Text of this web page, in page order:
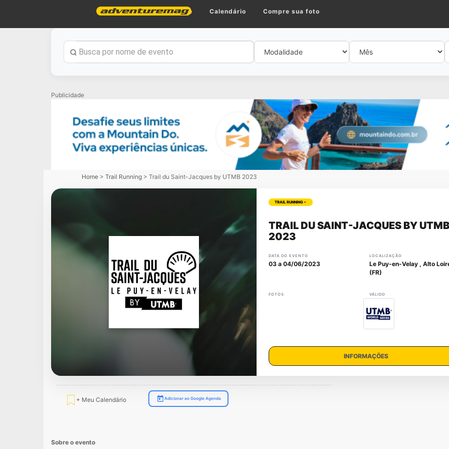
Home Calendário Compre sua foto
Publicidade
Home > Trail Running > Trail du Saint-Jacques by UTMB 2023
TRAIL RUNNING •
TRAIL DU SAINT-JACQUES BY UTMB
2023
DATA DO EVENTO
03 a 04/06/2023
LOCALIZAÇÃO
Le Puy-en-Velay , Alto
(FR)
FOTOS VÁLIDO
INFORMAÇÕES
+ Meu Calendário Adicionar ao Google Agenda
Sobre o evento